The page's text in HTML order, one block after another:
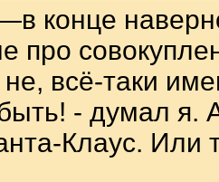
конце
про
всё-таки
- думал я.
Клаус. Или